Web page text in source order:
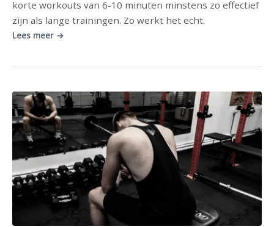
korte workouts van 6-10 minuten minstens zo effectief
zijn als lange trainingen. Zo werkt het echt.
Lees meer →